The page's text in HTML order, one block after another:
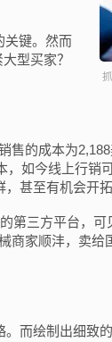
关键。然而
型买家？
的成本为
如今线上行销
甚至有机会开拓
第三方平台，
商家顺沣，卖
而绘制出细致